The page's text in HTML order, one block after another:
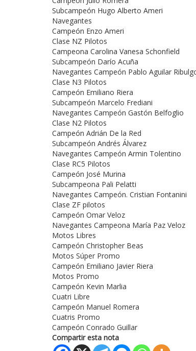
Subcampeón Hugo Alberto Ameri
Navegantes
Campeón Enzo Ameri
Clase NZ Pilotos
Campeona Carolina Vanesa Schonfield
Subcampeón Darío Acuña
Navegantes Campeón Pablo Aguilar
Clase N3 Pilotos
Campeón Emiliano Riera
Subcampeón Marcelo Frediani
Navegantes Campeón Gastón Belfoglio
Clase N2 Pilotos
Campeón Adrián De la Red
Subcampeón Andrés Álvarez
Navegantes Campeón Armin Tolentino
Clase RC5 Pilotos
Campeón José Murina
Subcampeona Pali Pelatti
Navegantes Campeón. Cristian Fontanini
Clase ZF pilotos
Campeón Omar Veloz
Navegantes Campeona María Paz Veloz
Motos Libres
Campeón Christopher Beas
Motos Súper Promo
Campeón Emiliano Javier Riera
Motos Promo
Campeón Kevin Marlia
Cuatri Libre
Campeón Manuel Romera
Cuatris Promo
Campeón Conrado Guillar
Compartir esta nota